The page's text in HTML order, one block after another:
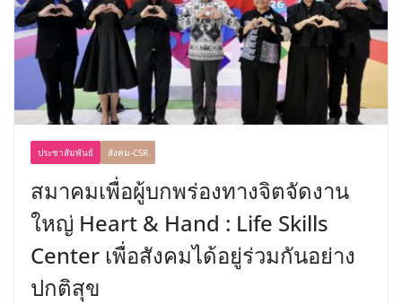
ประชาสัมพันธ์ สังคม-CSR
สมาคมเพื่อผู้บกพร่องทางจิตจัดงาน
ใหญ่ Heart & Hand : Life Skills
Center เพื่อสังคมได้อยู่ร่วมกันอย่าง
ปกติสุข